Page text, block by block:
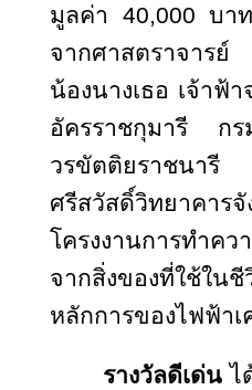
มูลค่า 40,000 บา
จากศาสตราจารย์
น้องนางเธอ เจ้า
อัครราชกุมารี กร
วรขัตติยราชนา
ศรีสวัสดิ์วิทยาค
โครงงานการทำคว
จากสิ่งของที่ใช้ใน
หลักการของไฟฟ้าเ
รางวัลดีเด่น ไ